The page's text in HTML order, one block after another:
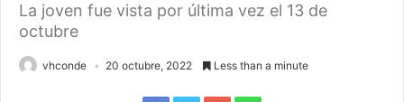
La joven fue vista por última vez el 13 de
octubre
vhconde 20 octubre, 2022 Less than a minute